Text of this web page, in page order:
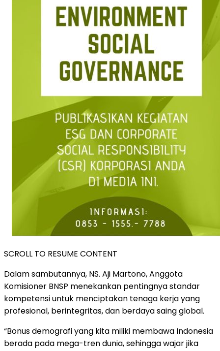
SCROLL TO RESUME CONTENT
Dalam sambutannya, NS. Aji Martono, Anggota
Komisioner BNSP menekankan pentingnya standar
kompetensi untuk menciptakan tenaga kerja yang
profesional, berintegritas, dan berdaya saing global.
“Bonus demografi yang kita miliki membawa Indonesia
berada pada mega-tren dunia, sehingga wajar jika